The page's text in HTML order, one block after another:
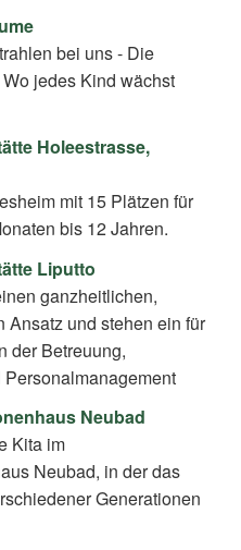
bei uns - Die
jedes Kind wächst
Holeestrasse,
mit 15 Plätzen für
bis 12 Jahren.
Liputto
ganzheitlichen,
Ansatz und stehen ein für
der Betreuung,
Neubad
Kita im
Neubad, in der das
Generationen